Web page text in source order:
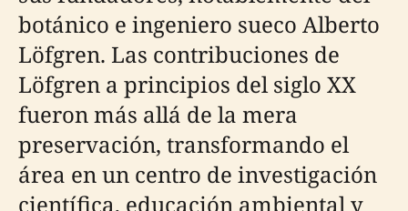
botánico e ingeniero sueco Alberto
Löfgren. Las contribuciones de
Löfgren a principios del siglo XX
fueron más allá de la mera
preservación, transformando el
área en un centro de investigación
científica, educación ambiental y